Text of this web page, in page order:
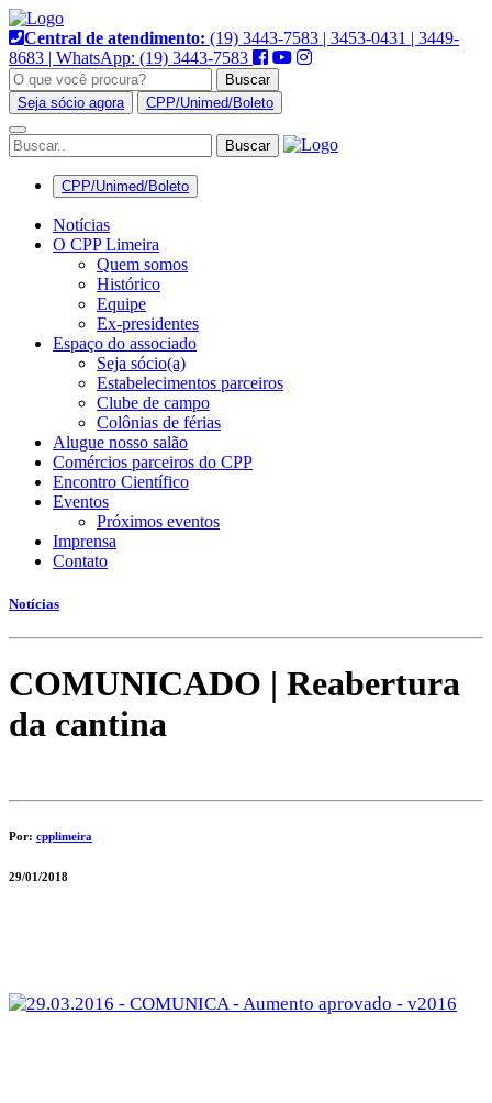
Pular
para
o
conteúdo
Central de atendimento: (19) 3443-7583 | 3453-0431 | 3449-
8683 | WhatsApp: (19) 3443-7583
Buscar
Seja sócio agora
CPP/Unimed/Boleto
Alternar
navegação
CPP/Unimed/Boleto
Notícias
O CPP Limeira
Quem somos
Histórico
Equipe
Ex-presidentes
Espaço do associado
Seja sócio(a)
Estabelecimentos parceiros
Clube de campo
Colônias de férias
Alugue nosso salão
Comércios parceiros do CPP
Encontro Científico
Eventos
Próximos eventos
Imprensa
Contato
Notícias
COMUNICADO | Reabertura
da cantina
Por: cpplimeira
29/01/2018